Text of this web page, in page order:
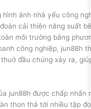
ảnh nhà yếu công
cải thiện năng suất
môi trường bằng
công nghiệp, jun88h
đầu chúng xảy ra,
jun88h được chấp nhấn
thon thả tới nhiều tập